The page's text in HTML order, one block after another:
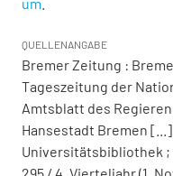
QUELLENANGABE
Bremer Zeitung :
Tageszeitung der
Amtsblatt des
Hansestadt Bremen
Universitätsbibliothek ;
295 / 4. Vierteljahr (1.